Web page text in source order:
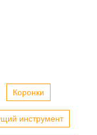
Коронки
инструмент